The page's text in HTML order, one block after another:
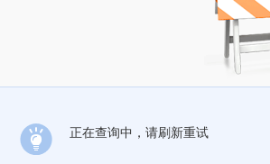
正在查询中，请刷新重试